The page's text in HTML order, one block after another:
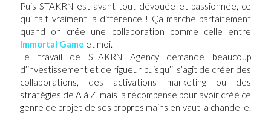
Puis STAKRN est avant tout dévouée et passionnée, ce
qui fait vraiment la différence ! Ça marche parfaitement
quand on crée une collaboration comme celle entre
Immortal Game et moi.
Le travail de STAKRN Agency demande beaucoup
d’investissement et de rigueur puisqu’il s’agit de créer des
collaborations, des activations marketing ou des
stratégies de A à Z, mais la récompense pour avoir créé ce
genre de projet de ses propres mains en vaut la chandelle.
"